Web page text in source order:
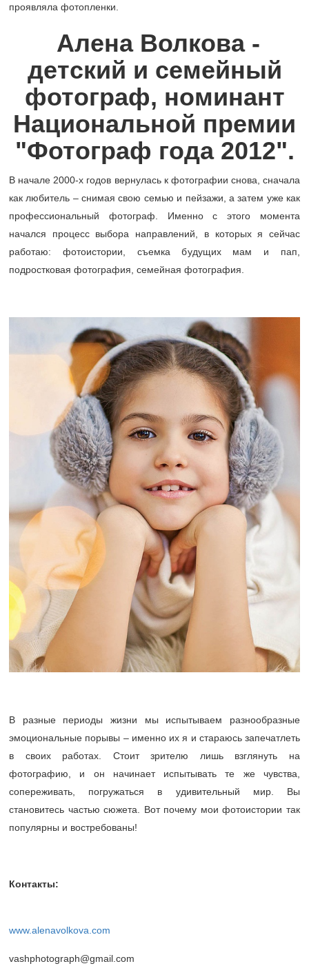
проявляла фотопленки.
Алена Волкова -
детский и семейный
фотограф, номинант
Национальной премии
"Фотограф года 2012".
В начале 2000-х годов вернулась к фотографии снова, сначала
как любитель – снимая свою семью и пейзажи, а затем уже как
профессиональный фотограф. Именно с этого момента
начался процесс выбора направлений, в которых я сейчас
работаю: фотоистории, съемка будущих мам и пап,
подростковая фотография, семейная фотография.
В разные периоды жизни мы испытываем разнообразные
эмоциональные порывы – именно их я и стараюсь запечатлеть
в своих работах. Стоит зрителю лишь взглянуть на
фотографию, и он начинает испытывать те же чувства,
сопереживать, погружаться в удивительный мир. Вы
становитесь частью сюжета. Вот почему мои фотоистории так
популярны и востребованы!
Контакты:
www.alenavolkova.com
vashphotograph@gmail.com